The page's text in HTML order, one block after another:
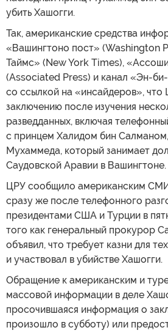
убить Хашогги.
Так, американские средства
«Вашингтоно пост» (Washington
Таймс» (New York Times),
(Associated Press) и канал «Эн-
со ссылкой на «инсайдеров»,
заключению после изучения
разведданных, включая
с принцем Халидом бин
Мухаммеда, который занимает
Саудовской Аравии в Вашингтоне.
ЦРУ сообщило американским
сразу же после телефонного
президентами США и Турции в
того как генеральный прокурор
объявил, что требует казни для
и участвовал в убийстве Хашогги.
Обращение к американским и
массовой информации в деле
просочившаяся информация о
произошло в субботу) или